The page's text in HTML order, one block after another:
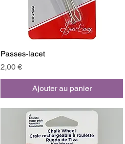
Passes-lacet
Prix
2,00 €
Ajouter au panier